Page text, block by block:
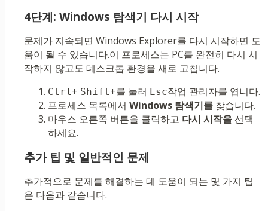
4단계: Windows 탐색기 다시 시작
문제가 지속되면 Windows Explorer를 다시 시작하면 도
움이 될 수 있습니다.이 프로세스는 PC를 완전히 다시 시
작하지 않고도 데스크톱 환경을 새로 고칩니다.
Ctrl+ Shift+를 눌러 Esc작업 관리자를 엽니다.
프로세스 목록에서 Windows 탐색기를 찾습니다.
마우스 오른쪽 버튼을 클릭하고 다시 시작을 선택
하세요.
추가 팁 및 일반적인 문제
추가적으로 문제를 해결하는 데 도움이 되는 몇 가지 팁
은 다음과 같습니다.